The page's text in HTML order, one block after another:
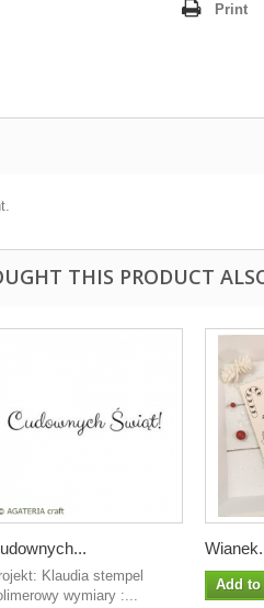
Print
THIS PRODUCT
Klaudia stempel
wymiary :...
Add to